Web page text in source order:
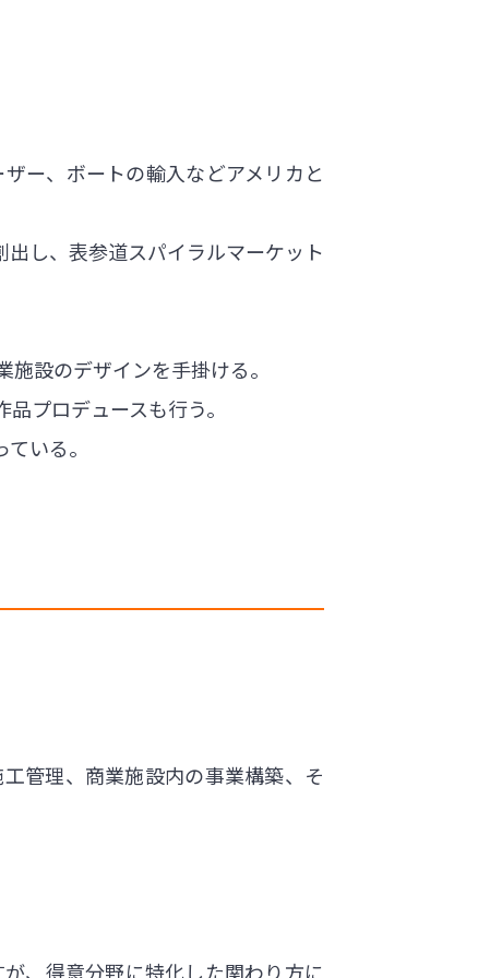
ー、ボートの輸入などアメリカと
し、表参道スパイラルマーケット
設のデザインを手掛ける。
プロデュースも行う。
いる。
管理、商業施設内の事業構築、そ
、得意分野に特化した関わり方に